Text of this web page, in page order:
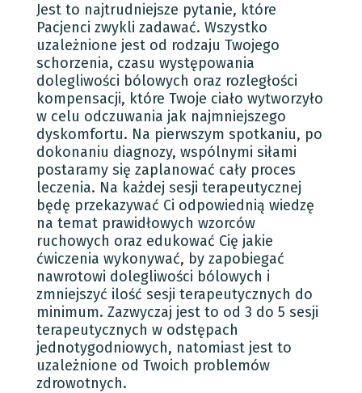
Jest to najtrudniejsze pytanie, które
Pacjenci zwykli zadawać. Wszystko
uzależnione jest od rodzaju Twojego
schorzenia, czasu występowania
dolegliwości bólowych oraz rozległości
kompensacji, które Twoje ciało wytworzyło
w celu odczuwania jak najmniejszego
dyskomfortu. Na pierwszym spotkaniu, po
dokonaniu diagnozy, wspólnymi siłami
postaramy się zaplanować cały proces
leczenia. Na każdej sesji terapeutycznej
będę przekazywać Ci odpowiednią wiedzę
na temat prawidłowych wzorców
ruchowych oraz edukować Cię jakie
ćwiczenia wykonywać, by zapobiegać
nawrotowi dolegliwości bólowych i
zmniejszyć ilość sesji terapeutycznych do
minimum. Zazwyczaj jest to od 3 do 5 sesji
terapeutycznych w odstępach
jednotygodniowych, natomiast jest to
uzależnione od Twoich problemów
zdrowotnych.